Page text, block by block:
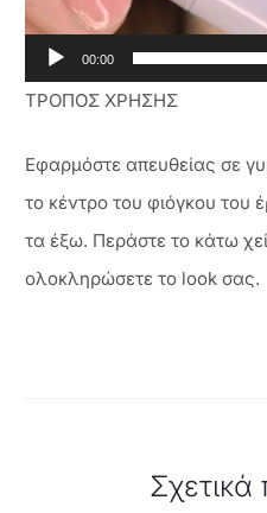
00:00
ΤΡΟΠΟΣ ΧΡΗΣΗΣ
Εφαρμόστε απευθείας σε
το κέντρο του φιόγκου του
τα έξω. Περάστε το κάτω
ολοκληρώσετε το look σας.
Σχετικά